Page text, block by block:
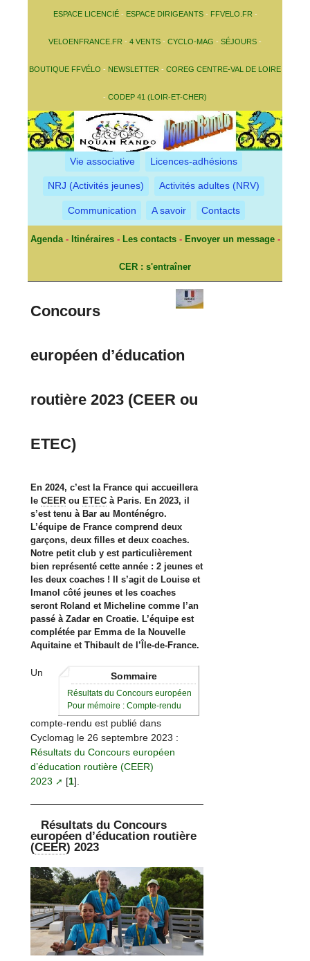
ESPACE LICENCIÉ- ESPACE DIRIGEANTS- FFVELO.FR -
VELOENFRANCE.FR - 4 VENTS - CYCLO-MAG - SÉJOURS -
BOUTIQUE FFVÉLO - NEWSLETTER - COREG CENTRE-VAL DE LOIRE
- CODEP 41 (LOIR-ET-CHER)
Vie associative Licences-adhésions
NRJ (Activités jeunes) Activités adultes (NRV)
Communication A savoir Contacts
Agenda- Itinéraires- Les contacts- Envoyer un message-
CER : s'entraîner
Concours
européen d’éducation
routière 2023 (CEER ou
ETEC)
En 2024, c’est la France qui accueillera
leCEER ou ETEC à Paris. En 2023, il
s’est tenu à Bar au Monténégro.
L’équipe de France comprend deux
garçons, deux filles et deux coaches.
Notre petit club y est particulièrement
bien représenté cette année : 2 jeunes et
les deux coaches ! Il s’agit de Louise et
Imanol côté jeunes et les coaches
seront Roland et Micheline comme l’an
passé à Zadar en Croatie. L’équipe est
complétée par Emma de la Nouvelle
Aquitaine et Thibault de l’Île-de-France.
Sommaire
Résultats du Concours européen
Pour mémoire : Compte-rendu
Un
compte-rendu est publié dans
Cyclomag le 26 septembre 2023 :
Résultats du Concours européen
d’éducation routière (CEER)
2023
[1].
Résultats du Concours
européen d’éducation routière
(CEER) 2023